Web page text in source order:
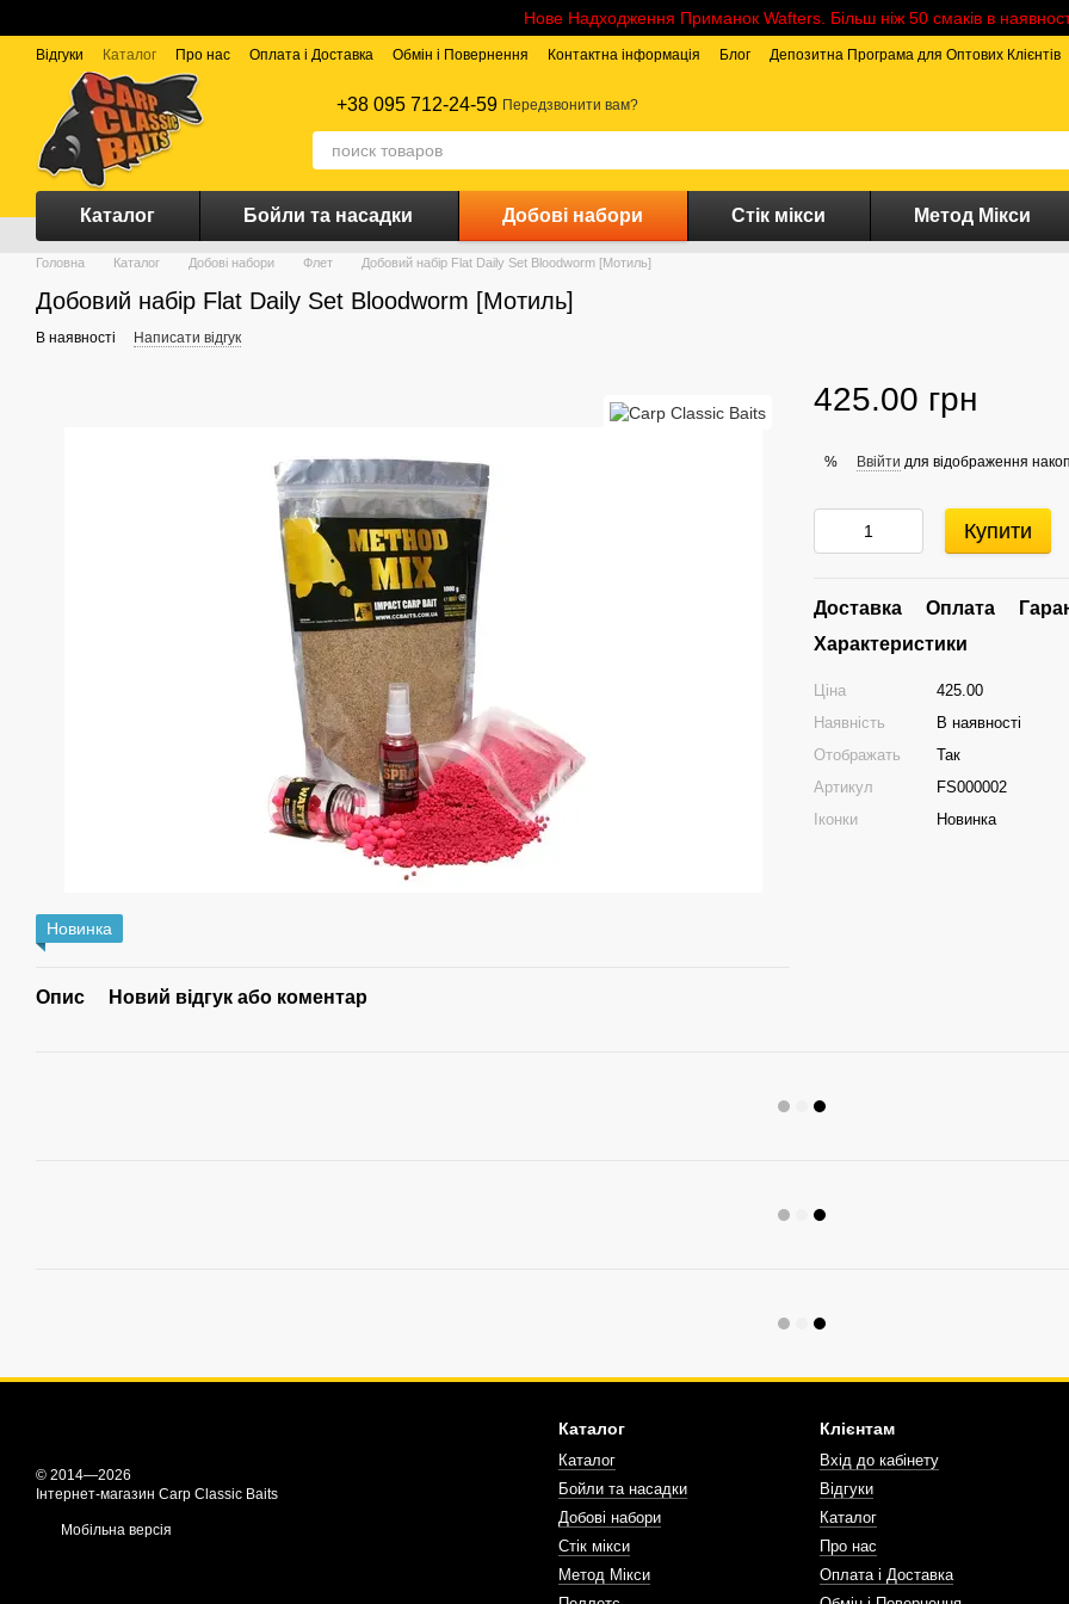
Нове Надходження Приманок Wafters. Більш ніж 50 смаків в
Відгуки Каталог Про нас Оплата і Доставка Обмін і Повернення Контактна інформація Блог Депозитна Програма для Оптових Клієнтів
+38 095 712-24-59 Передзвонити вам?
Каталог Бойли та насадки Добові набори Стік мікси Метод Мікси
Головна Каталог Добові набори Флет Добовий набір Flat Daily Set Bloodworm [Мотиль]
Добовий набір Flat Daily Set Bloodworm [Мотиль]
В наявності Написати відгук
Новинка
Опис Новий відгук або коментар
425.00 грн
% Ввійти для відображення
Купити
Доставка Оплата
Характеристики
Ціна
425.00
Наявність
В наявності
Отображать
Так
Артикул
FS000002
Іконки
Новинка
© 2014—2026
Інтернет-магазин Carp Classic Baits
Мобільна версія
Каталог
Каталог
Бойли та насадки
Добові набори
Стік мікси
Метод Мікси
Клієнтам
Вхід до кабінету
Відгуки
Каталог
Про нас
Оплата і Доставка